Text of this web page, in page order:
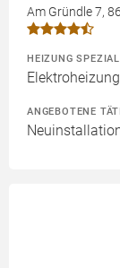
Am Gründle 7,
HEIZUNG
Elektroheizung
ANGEBOTENE